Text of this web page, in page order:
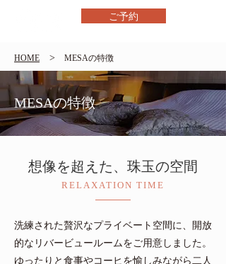
ご予約
HOME > MESAの特徴
MESAの特徴
想像を超えた、珠玉の空間
RELAXATION TIME
洗練された贅沢なプライベート空間に、開放
的なリバービュールームをご用意しました。
ゆったりと食事やコーヒを愉しみながら二人